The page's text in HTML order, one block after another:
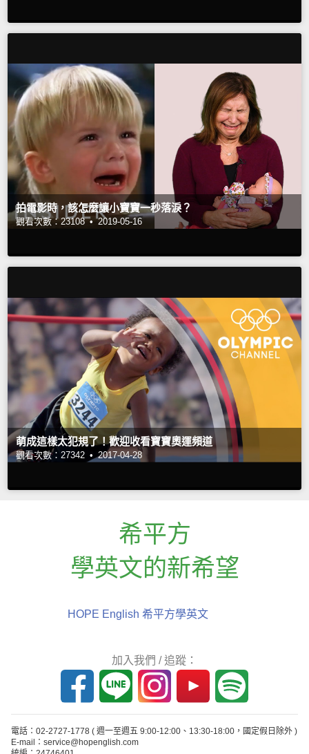
拍電影時，該怎麼讓小寶寶一秒落淚？
觀看次數：23108 • 2019-05-16
萌成這樣太犯規了！歡迎收看寶寶奧運頻道
觀看次數：27342 • 2017-04-28
希平方
學英文的新希望
HOPE English 希平方學英文
加入我們 / 追蹤：
電話：02-2727-1778 ( 週一至週五 9:00-12:00、13:30-18:00，國定假日除外 )
E-mail：service@hopenglish.com